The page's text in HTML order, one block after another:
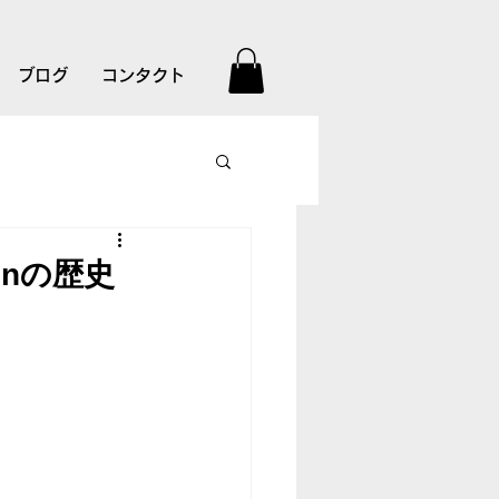
ブログ コンタクト
の歴史